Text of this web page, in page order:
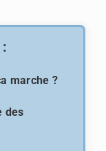
marche ?
des